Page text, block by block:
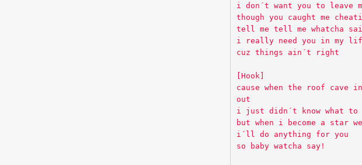
i don´t want you to leave
though you caught me
tell me tell me whatcha
i really need you in my
cuz things ain´t right
[Hook]
cause when the roof cave
out
i just didn´t know what to
but when i become a star
i´ll do anything for you
so baby watcha say!